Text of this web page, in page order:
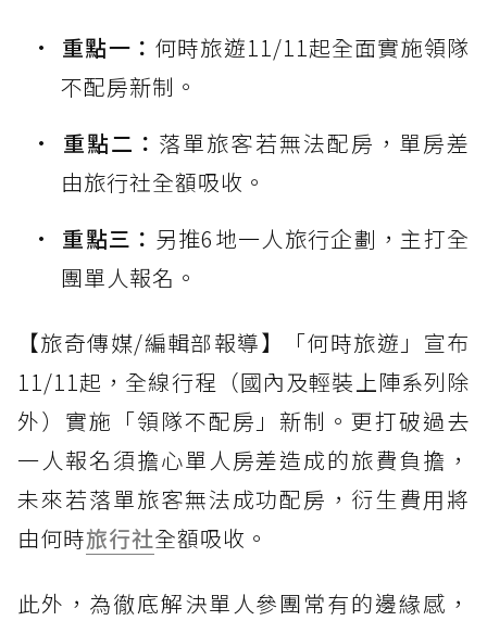
重點一： 何時旅遊11/11起全面實施領隊
不配房新制。
重點二： 落單旅客若無法配房，單房差
由旅行社全額吸收。
重點三： 另推6地一人旅行企劃，主打全
團單人報名。
【旅奇傳媒/編輯部報導】「何時旅遊」宣布
11/11起，全線行程（國內及輕裝上陣系列除
外）實施「領隊不配房」新制。更打破過去
一人報名須擔心單人房差造成的旅費負擔，
未來若落單旅客無法成功配房，衍生費用將
由何時旅行社全額吸收。
此外，為徹底解決單人參團常有的邊緣感，